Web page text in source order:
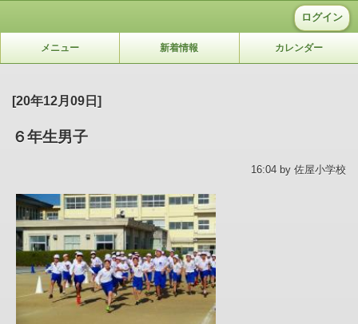
ログイン
メニュー 新着情報 カレンダー
[20年12月09日]
６年生男子
16:04 by 佐屋小学校